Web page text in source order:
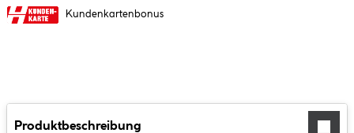
Kundenkartenbonus
Produktbeschreibung